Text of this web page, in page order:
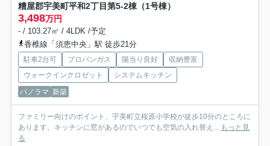
糟屋郡宇美町平和2丁目第5-2棟（1号棟）
3,498万円
- / 103.27㎡ / 4LDK /予定
香椎線「須恵中央」駅 徒歩21分
駐車2台可 プロパンガス 陽当り良好
収納豊富
ウォークインクロゼット
システムキッチン
パノラマ 新築
ファミリー向けのポイント、宇美町立桜原小学校が徒歩10分のところに
あります。キッチンに窓があるのでいつでも空気の入れ替え... もっと見
る